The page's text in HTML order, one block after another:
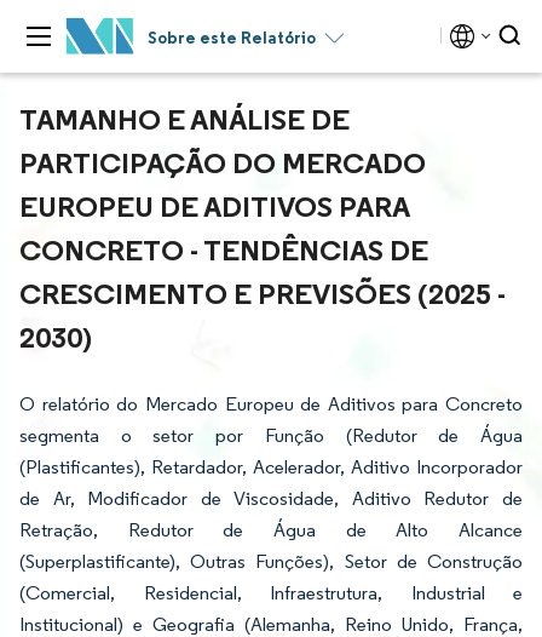
Sobre este Relatório
TAMANHO E ANÁLISE DE
PARTICIPAÇÃO DO MERCADO
EUROPEU DE ADITIVOS PARA
CONCRETO - TENDÊNCIAS DE
CRESCIMENTO E PREVISÕES (2025 -
2030)
O relatório do Mercado Europeu de Aditivos para Concreto
segmenta o setor por Função (Redutor de Água
(Plastificantes), Retardador, Acelerador, Aditivo Incorporador
de Ar, Modificador de Viscosidade, Aditivo Redutor de
Retração, Redutor de Água de Alto Alcance
(Superplastificante), Outras Funções), Setor de Construção
(Comercial, Residencial, Infraestrutura, Industrial e
Institucional) e Geografia (Alemanha, Reino Unido, França,